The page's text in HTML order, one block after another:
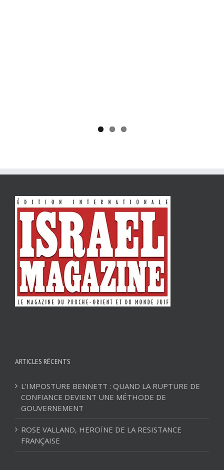
ARTICLES RÉCENTS
L’IMPOSTURE BENNETT : QUAND LA RUPTURE DE
CONFIANCE DEVIENT UNE MÉTHODE DE
GOUVERNEMENT
ROSE VALLAND, HEROÏNE DE LA RESISTANCE
FRANÇAISE